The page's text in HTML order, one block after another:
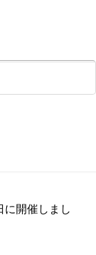
に開催しまし